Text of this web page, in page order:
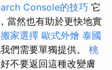
Console的技巧 它
當然也有助於更快地實
家選擇 歐式外燴 泰國
們需要單獨提供。 桃
不要返回這種改變膚